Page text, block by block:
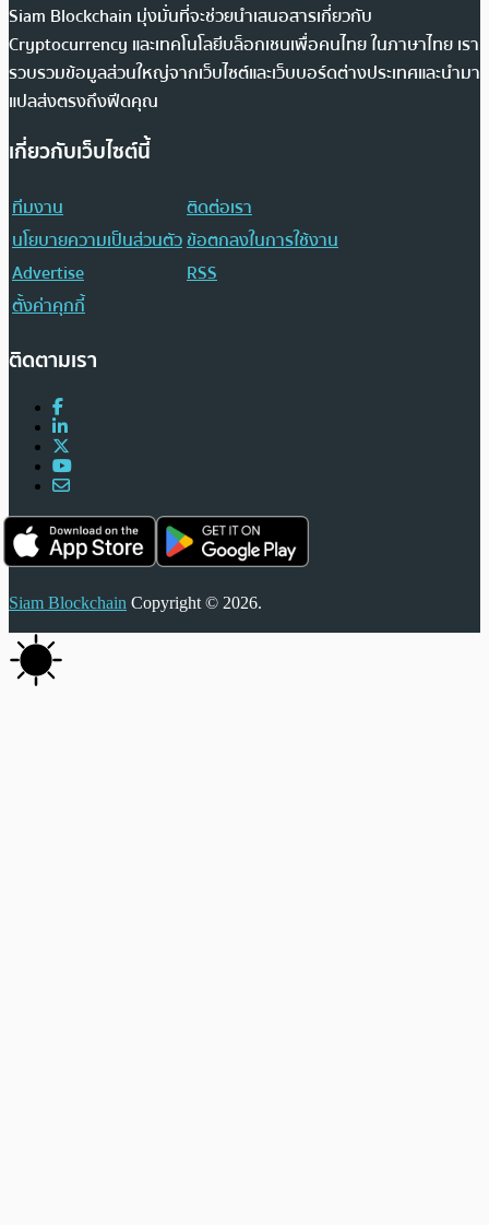
Siam Blockchain มุ่งมั่นที่จะช่วยนำเสนอสารเกี่ยวกับ
Cryptocurrency และเทคโนโลยีบล็อกเชนเพื่อคนไทย ในภาษาไทย เรา
รวบรวมข้อมูลส่วนใหญ่จากเว็บไซต์และเว็บบอร์ดต่างประเทศและนำมา
แปลส่งตรงถึงฟีดคุณ
เกี่ยวกับเว็บไซต์นี้
ทีมงาน
ติดต่อเรา
นโยบายความเป็นส่วนตัวข้อตกลงในการใช้งาน
Advertise
RSS
ตั้งค่าคุกกี้
ติดตามเรา
Siam Blockchain Copyright © 2026.